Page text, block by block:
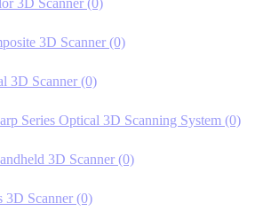
3D Scanner (0)
3D Scanner (0)
Series Optical 3D Scanning System (0)
3D Scanner (0)
3D Scanner (0)